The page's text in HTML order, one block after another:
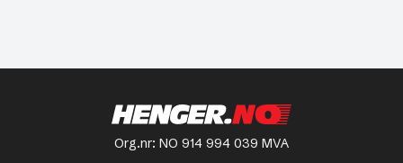
Org.nr: NO 914 994 039 MVA